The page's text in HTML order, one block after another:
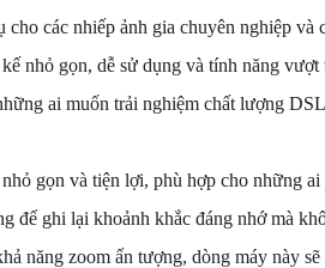
các nhiếp ảnh gia chuyên nghiệp và
nhỏ gọn, dễ sử dụng và tính năng
ai muốn trải nghiệm chất lượng
gọn và tiện lợi, phù hợp cho những
để ghi lại khoảnh khắc đáng nhớ mà
năng zoom ấn tượng, dòng máy này